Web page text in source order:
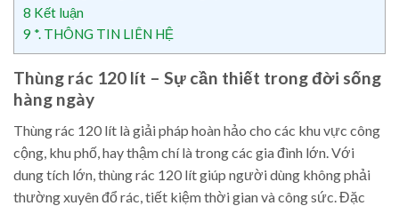
8 Kết luận
9 *. THÔNG TIN LIÊN HỆ
Thùng rác 120 lít – Sự cần thiết trong đời sống
hàng ngày
Thùng rác 120 lít là giải pháp hoàn hảo cho các khu vực công
cộng, khu phố, hay thậm chí là trong các gia đình lớn. Với
dung tích lớn, thùng rác 120 lít giúp người dùng không phải
thường xuyên đổ rác, tiết kiệm thời gian và công sức. Đặc